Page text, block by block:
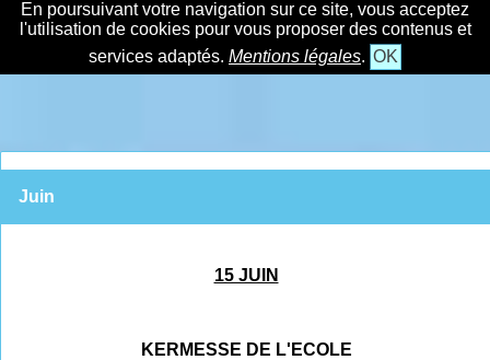
En poursuivant votre navigation sur ce site, vous acceptez
l'utilisation de cookies pour vous proposer des contenus et
services adaptés. Mentions légales. OK
Juin
15 JUIN
KERMESSE DE L'ECOLE